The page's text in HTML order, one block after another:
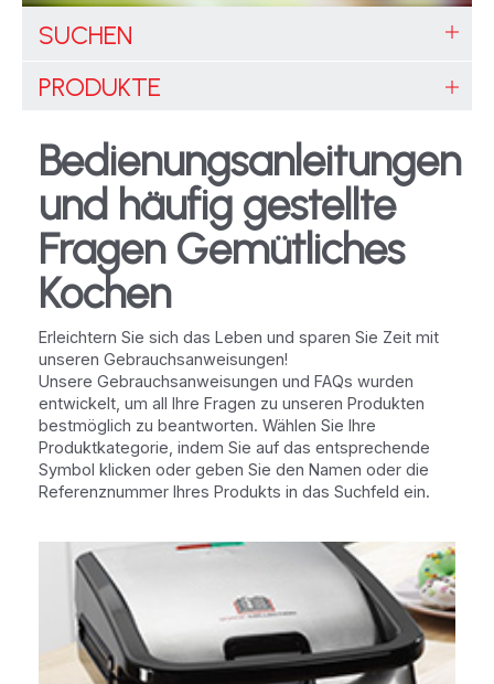
SUCHEN
PRODUKTE
Bedienungsanleitungen
und häufig gestellte
Fragen Gemütliches
Kochen
Erleichtern Sie sich das Leben und sparen Sie Zeit mit
unseren Gebrauchsanweisungen!
Unsere Gebrauchsanweisungen und FAQs wurden
entwickelt, um all Ihre Fragen zu unseren Produkten
bestmöglich zu beantworten. Wählen Sie Ihre
Produktkategorie, indem Sie auf das entsprechende
Symbol klicken oder geben Sie den Namen oder die
Referenznummer Ihres Produkts in das Suchfeld ein.